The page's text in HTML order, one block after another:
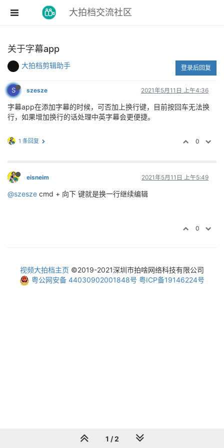
大拍档交流社区
关于字幕app
大拍档剪辑助手 登录后回复
S szesze 2021年5月11日 上午4:36
字幕app在添加字幕的时候，可否加上换行键，目前按回车无法换
行，如果增加换行的话处理中英字幕会更便捷。
1 条回复 0
eisneim 2021年5月11日 上午5:49
@szesze cmd + 向下 键就是换一行继续编辑
0
1 / 2
视频大拍档主页 ©2019-2021深圳市拍啥网络科技有限公司
粤公网安备 44030902001848号 粤ICP备19146224号